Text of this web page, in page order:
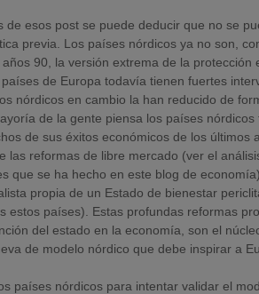
de esos post se puede deducir que no se
previa. Los países nórdicos ya no son,
90, la versión extrema de la protección
de Europa todavía tienen fuertes
nórdicos en cambio la han reducido de
de la gente piensa los países
de sus éxitos económicos de los últimos
las reformas de libre mercado (ver el
que se ha hecho en este blog de
propia de un Estado de bienestar
estos países). Estas profundas reformas
del estado en la economía, son el
de modelo nórdico que debe inspirar a
países nórdicos para intentar validar el